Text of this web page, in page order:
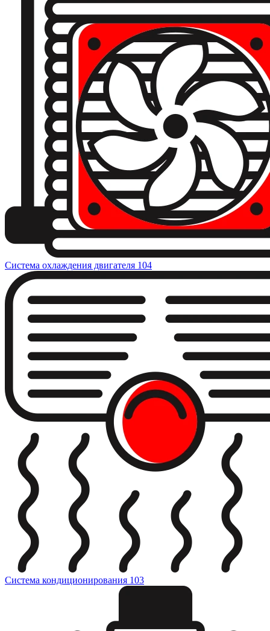
Система охлаждения двигателя 104
Система кондиционирования 103